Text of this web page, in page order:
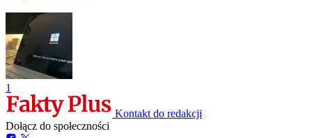
1
Kontakt do redakcji
Dołącz do społeczności